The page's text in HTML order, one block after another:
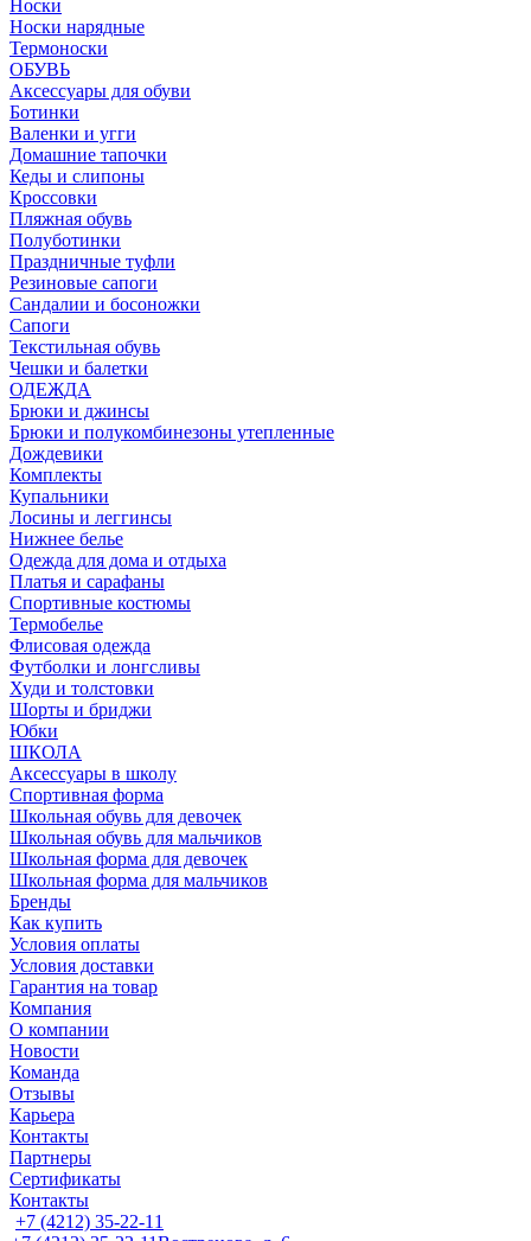
Носки
Носки нарядные
Термоноски
ОБУВЬ
Аксессуары для обуви
Ботинки
Валенки и угги
Домашние тапочки
Кеды и слипоны
Кроссовки
Пляжная обувь
Полуботинки
Праздничные туфли
Резиновые сапоги
Сандалии и босоножки
Сапоги
Текстильная обувь
Чешки и балетки
ОДЕЖДА
Брюки и джинсы
Брюки и полукомбинезоны утепленные
Дождевики
Комплекты
Купальники
Лосины и леггинсы
Нижнее белье
Одежда для дома и отдыха
Платья и сарафаны
Спортивные костюмы
Термобелье
Флисовая одежда
Футболки и лонгсливы
Худи и толстовки
Шорты и бриджи
Юбки
ШКОЛА
Аксессуары в школу
Спортивная форма
Школьная обувь для девочек
Школьная обувь для мальчиков
Школьная форма для девочек
Школьная форма для мальчиков
Бренды
Как купить
Условия оплаты
Условия доставки
Гарантия на товар
Компания
О компании
Новости
Команда
Отзывы
Карьера
Контакты
Партнеры
Сертификаты
Контакты
+7 (4212) 35-22-11